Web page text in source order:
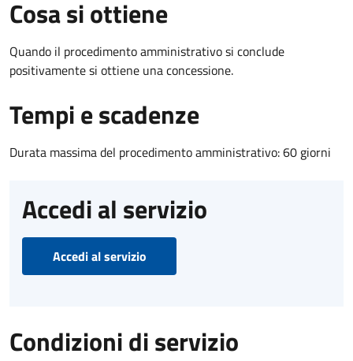
Cosa si ottiene
Quando il procedimento amministrativo si conclude
positivamente si ottiene una concessione.
Tempi e scadenze
Durata massima del procedimento amministrativo: 60 giorni
Accedi al servizio
Accedi al servizio
Condizioni di servizio